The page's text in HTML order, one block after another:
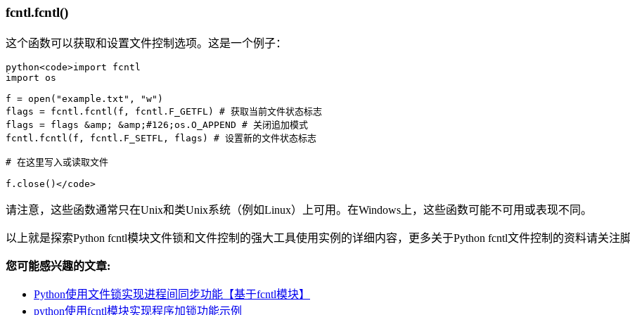
fcntl.fcntl()
这个函数可以获取和设置文件控制选项。这是一个例子：
python<code>import fcntl
import os
f = open("example.txt", "w")
flags = fcntl.fcntl(f, fcntl.F_GETFL) # 获取当前文件状态标志
flags = flags &amp; &amp;#126;os.O_APPEND # 关闭追加模式
fcntl.fcntl(f, fcntl.F_SETFL, flags) # 设置新的文件状态标志
# 在这里写入或读取文件
f.close()</code>
请注意，这些函数通常只在Unix和类Unix系统（例如Linux）上可用。在Windows上，这些函数可能不可用或表现不同。
以上就是探索Python fcntl模块文件锁和文件控制的强大工具使用实例的详细内容，更多关于Python fcntl文件控制的资料请关注
您可能感兴趣的文章:
Python使用文件锁实现进程间同步功能【基于fcntl模块】
python使用fcntl模块实现程序加锁功能示例